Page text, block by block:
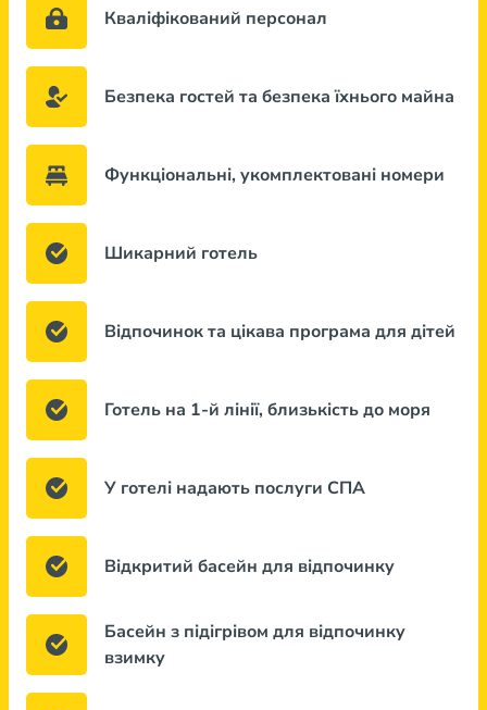
Кваліфікований персонал
Безпека гостей та безпека їхнього майна
Функціональні, укомплектовані номери
Шикарний готель
Відпочинок та цікава програма для дітей
Готель на 1-й лінії, близькість до моря
У готелі надають послуги СПА
Відкритий басейн для відпочинку
Басейн з підігрівом для відпочинку
взимку